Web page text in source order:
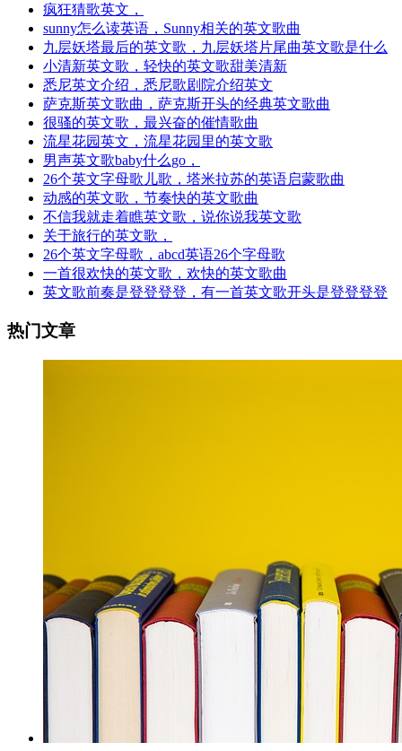
疯狂猜歌英文，
sunny怎么读英语，Sunny相关的英文歌曲
九层妖塔最后的英文歌，九层妖塔片尾曲英文歌是什么
小清新英文歌，轻快的英文歌甜美清新
悉尼英文介绍，悉尼歌剧院介绍英文
萨克斯英文歌曲，萨克斯开头的经典英文歌曲
很骚的英文歌，最兴奋的催情歌曲
流星花园英文，流星花园里的英文歌
男声英文歌baby什么go，
26个英文字母歌儿歌，塔米拉苏的英语启蒙歌曲
动感的英文歌，节奏快的英文歌曲
不信我就走着瞧英文歌，说你说我英文歌
关于旅行的英文歌，
26个英文字母歌，abcd英语26个字母歌
一首很欢快的英文歌，欢快的英文歌曲
英文歌前奏是登登登登，有一首英文歌开头是登登登登
热门文章